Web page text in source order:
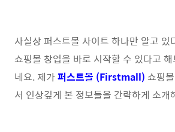
사실상 퍼스트몰 사이트 하나만 알고 있
쇼핑몰 창업을 바로 시작할 수 있다고
네요. 제가퍼스트몰 (Firstmall) 쇼핑
서 인상깊게 본 정보들을 간략하게 소개